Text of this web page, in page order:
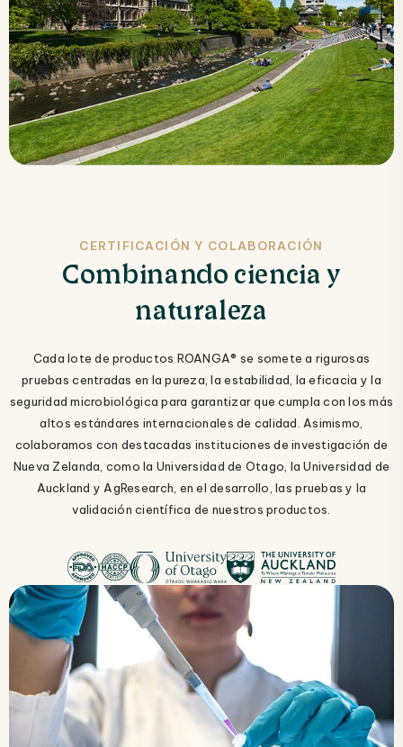
CERTIFICACIÓN Y COLABORACIÓN
Combinando ciencia y
naturaleza
Cada lote de productos ROANGA® se somete a rigurosas
pruebas centradas en la pureza, la estabilidad, la eficacia y la
seguridad microbiológica para garantizar que cumpla con los más
altos estándares internacionales de calidad. Asimismo,
colaboramos con destacadas instituciones de investigación de
Nueva Zelanda, como la Universidad de Otago, la Universidad de
Auckland y AgResearch, en el desarrollo, las pruebas y la
validación científica de nuestros productos.